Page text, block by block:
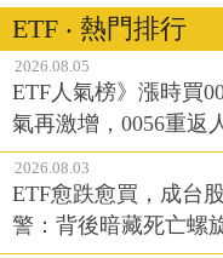
ETF ‧ 熱門排行
2026.08.05
ETF人氣榜》漲時買
氣再激增，0056重返
2026.08.03
ETF愈跌愈買，成台
警：背後暗藏死亡螺